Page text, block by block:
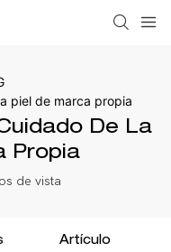
piel de marca propia
De La
Propia
de vista
Artículo